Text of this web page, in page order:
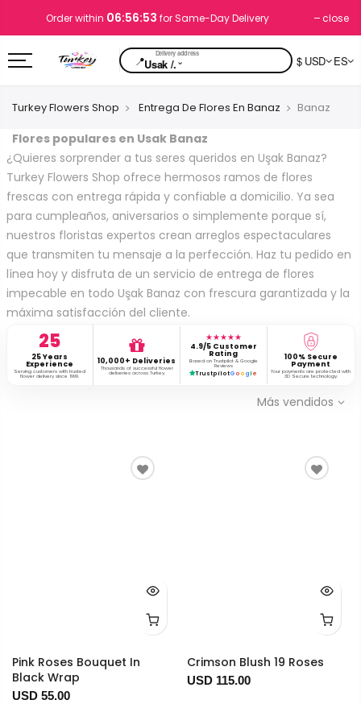
Order within 06:56:52 for Same-Day Delivery close
📍Usak /.⌄ $ USD ES
Turkey Flowers Shop Entrega De Flores En Banaz Banaz
Flores populares en Usak Banaz
¿Quieres sorprender a tus seres queridos en Uşak Banaz?
Turkey Flowers Shop ofrece hermosos ramos de flores
frescas con entrega rápida y confiable a domicilio. Ya sea
para cumpleaños, aniversarios o simplemente porque sí,
nuestros floristas expertos crean arreglos espectaculares
que transmiten tu mensaje a la perfección. Haz tu pedido en
línea hoy y disfruta de un servicio de entrega de flores
impecable en todo Uşak Banaz con frescura garantizada y la
máxima satisfacción del cliente.
25
25 Years
Experience
Serving customers with trusted
flower delivery since 1999.
10,000+ Deliveries
Thousands of successful flower
deliveries across Turkey.
★★★★★
4.9/5 Customer
Rating
Based on Trustpilot & Google
Reviews
TrustpilotG o o g l e
100% Secure
Payment
Your payments are protected with
3D Secure technology.
Más vendidos
Pink Roses Bouquet In
Black Wrap
USD 55.00
Crimson Blush 19 Roses
USD 115.00